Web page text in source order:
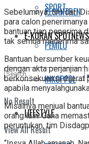
SPORT
E-KORAN SPOTNEWS
No Result
View All Result
PESANTREN
PEMILU
INKOPPOL
LIFESTYLE
Sebelumnya, tim dari
para calon
bantuan tiap penerima
tak semua menerima
Bantuan bersumber
dengan akta perjanjian
berkonsekuensi dijerat
apabila
Misalnya menjual
orang lain. Guna
peruntukan, tim